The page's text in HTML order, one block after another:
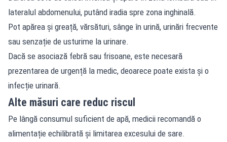
lateralul abdomenului, putând iradia spre zona inghinală.
Pot apărea și greață, vărsături, sânge în urină, urinări frecvente
sau senzație de usturime la urinare.
Dacă se asociază febră sau frisoane, este necesară
prezentarea de urgență la medic, deoarece poate exista și o
infecție urinară.
Alte măsuri care reduc riscul
Pe lângă consumul suficient de apă, medicii recomandă o
alimentație echilibrată și limitarea excesului de sare.